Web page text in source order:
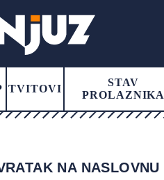
TVITOVI
STAV
PROLAZNIKA
NA NASLOVNU